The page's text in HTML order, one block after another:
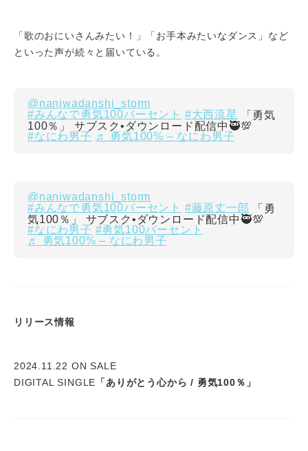
「歌のおにいさんみたい！」「お手本みたいなダンス」など
といった声が続々と届いている。
@naniwadanshi_storm
#みんなで勇気100パーセント #大西流星
「勇気
100％」 サブスク•ダウンロード配信中🥷💯
#なにわ男子 ♬ 勇気100% – なにわ男子
@naniwadanshi_storm
#みんなで勇気100パーセント #藤原丈一郎 「勇
気100％」 サブスク•ダウンロード配信中🥷💯
#なにわ男子 #勇気100パーセント
♬ 勇気100% – なにわ男子
リリース情報
2024.11.22 ON SALE
DIGITAL SINGLE 「ありがとう心から / 勇気100％」